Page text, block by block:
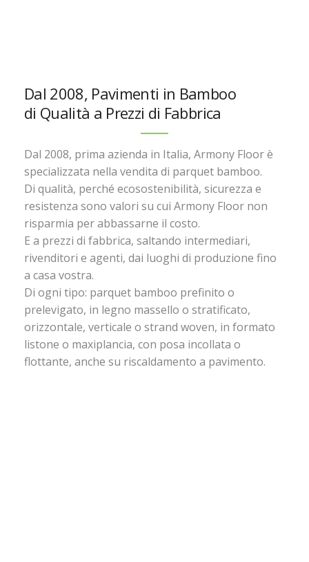
Dal 2008, Pavimenti in Bamboo
di Qualità a Prezzi di Fabbrica
Dal 2008, prima azienda in Italia, Armony Floor è
specializzata nella vendita di parquet bamboo.
Di qualità, perché ecosostenibilità, sicurezza e
resistenza sono valori su cui Armony Floor non
risparmia per abbassarne il costo.
E a prezzi di fabbrica, saltando intermediari,
rivenditori e agenti, dai luoghi di produzione fino
a casa vostra.
Di ogni tipo: parquet bamboo prefinito o
prelevigato, in legno massello o stratificato,
orizzontale, verticale o strand woven, in formato
listone o maxiplancia, con posa incollata o
flottante, anche su riscaldamento a pavimento.